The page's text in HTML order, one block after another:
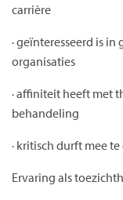
carrière
· geïnteresseerd is
organisaties
· affiniteit heeft met
behandeling
· kritisch durft mee
Ervaring als